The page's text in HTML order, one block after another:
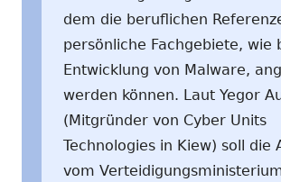
dem die beruflichen
persönliche Fachgebiete, wie
Entwicklung von Malware,
werden können. Laut Yegor
(Mitgründer von Cyber Units
Technologies in Kiew) soll die
vom